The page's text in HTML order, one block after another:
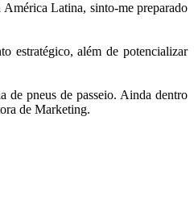
Latina, sinto-me preparado
estratégico, além de potencializar
de pneus de passeio. Ainda dentro
de Marketing.